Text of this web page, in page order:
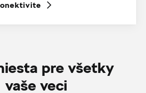
pre všetky
vaše veci